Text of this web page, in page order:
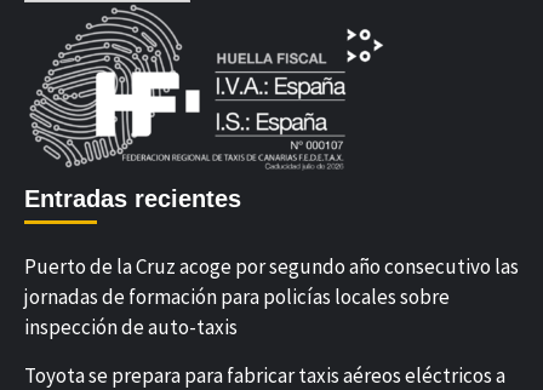
Entradas recientes
Puerto de la Cruz acoge por segundo año consecutivo las
jornadas de formación para policías locales sobre
inspección de auto-taxis
Toyota se prepara para fabricar taxis aéreos eléctricos a